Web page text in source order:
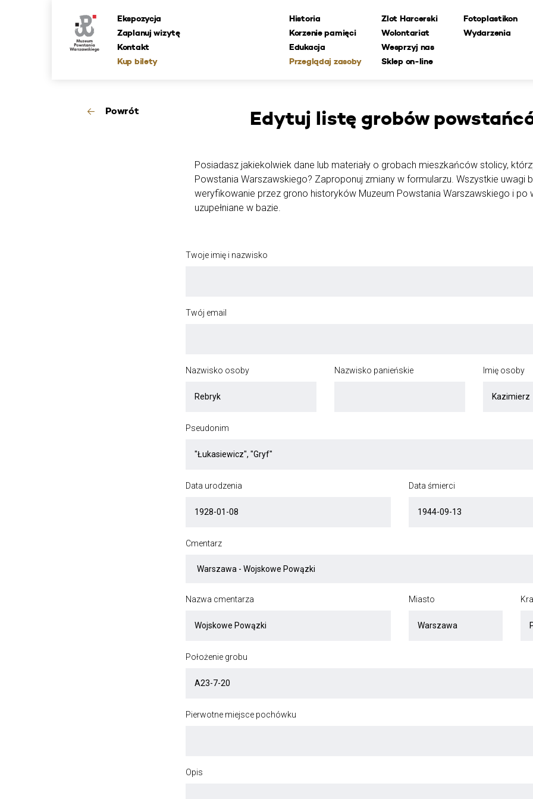
Ekspozycja
Zaplanuj wizytę
Kontakt
Kup bilety
Historia
Korzenie pamięci
Edukacja
Przeglądaj zasoby
Zlot Harcerski
Wolontariat
Wesprzyj nas
Sklep on-line
Fotoplastikon
Wydarzenia
Powrót Edytuj listę grobów
Posiadasz jakiekolwiek dane lub materiały o grobach mieszkańców stolicy,
Powstania Warszawskiego? Zaproponuj zmiany w formularzu. Wszystkie uwagi
weryfikowanie przez grono historyków Muzeum Powstania Warszawskiego i po
uzupełniane w bazie.
Twoje imię i nazwisko
Twój email
Nazwisko osoby Nazwisko panieńskie Imię osoby
Pseudonim
Data urodzenia Data śmierci
Cmentarz
Nazwa cmentarza Miasto
Położenie grobu
Pierwotne miejsce pochówku
Opis